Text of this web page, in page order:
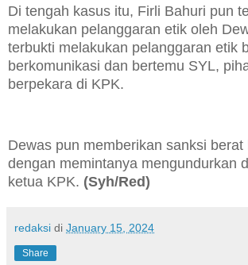
Di tengah kasus itu, Firli Bahuri pun
melakukan pelanggaran etik oleh
terbukti melakukan pelanggaran etik
berkomunikasi dan bertemu SYL,
berpekara di KPK.
Dewas pun memberikan sanksi berat
dengan memintanya mengundurkan
ketua KPK. (Syh/Red)
redaksi di January 15, 2024
Share